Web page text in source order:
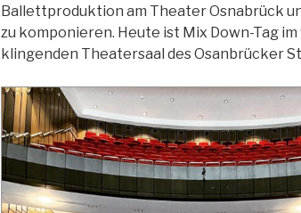
Ballettproduktion am Theater Osnabrück
zu komponieren. Heute ist Mix Down-Tag
klingenden Theatersaal des Osanbrücker